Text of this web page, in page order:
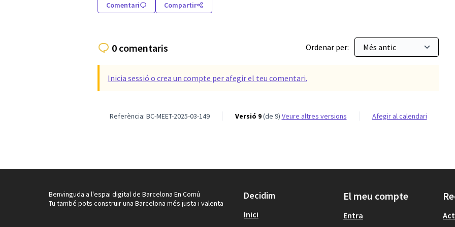
Comentari Compartir
0 comentaris Ordenar per:
Inicia sessió o crea un compte per afegir el teu comentari.
Referència: BC-MEET-2025-03-149 Versió 9(de 9) veure altres versions Afegir al calendari
Benvinguda a l'espai digital de Barcelona En Comú
Tu també pots construir una Barcelona més justa i valenta
Decidim
Inici
El meu compte
Entra